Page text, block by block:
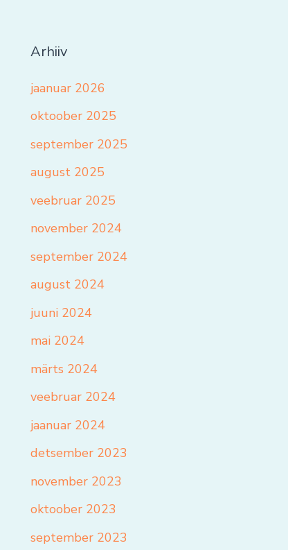
Arhiiv
jaanuar 2026
oktoober 2025
september 2025
august 2025
veebruar 2025
november 2024
september 2024
august 2024
juuni 2024
mai 2024
märts 2024
veebruar 2024
jaanuar 2024
detsember 2023
november 2023
oktoober 2023
september 2023